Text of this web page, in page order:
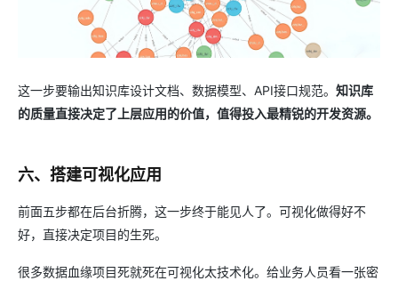
这一步要输出知识库设计文档、数据模型、API接口规范。 知识库
的质量直接决定了上层应用的价值，值得投入最精锐的开发资源。
六、搭建可视化应用
前面五步都在后台折腾，这一步终于能见人了。可视化做得好不
好，直接决定项目的生死。
很多数据血缘项目死就死在可视化太技术化。给业务人员看一张密